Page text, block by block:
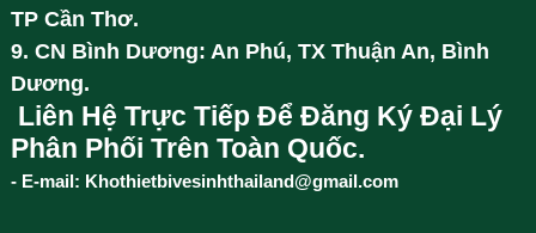
TP Cần Thơ.
9. CN Bình Dương: An Phú, TX Thuận An, Bình
Dương.
Liên Hệ Trực Tiếp Để Đăng Ký Đại Lý
Phân Phối Trên Toàn Quốc.
- E-mail: Khothietbivesinhthailand@gmail.com